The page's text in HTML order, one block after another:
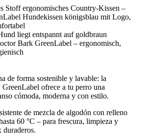
de forma sostenible y lavable: la
ofrece a tu perro una
cómoda, moderna y con estilo.
de mezcla de algodón con relleno
60 °C – para frescura, limpieza y
duraderos.